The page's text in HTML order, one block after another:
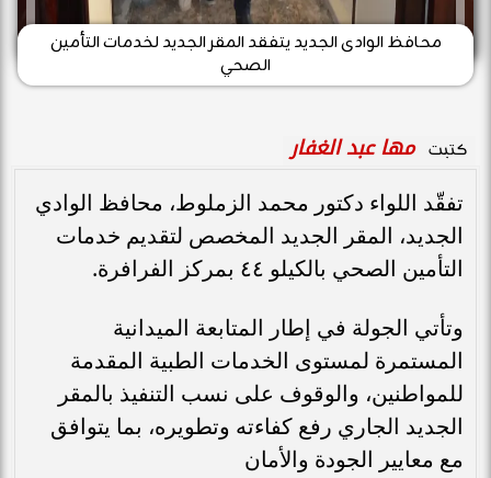
محافظ الوادى الجديد يتفقد المقر الجديد لخدمات التأمين
الصحي
كتبت مها عبد الغفار
تفقّد اللواء دكتور محمد الزملوط، محافظ الوادي
الجديد، المقر الجديد المخصص لتقديم خدمات
التأمين الصحي بالكيلو ٤٤ بمركز الفرافرة.
وتأتي الجولة في إطار المتابعة الميدانية
المستمرة لمستوى الخدمات الطبية المقدمة
للمواطنين، والوقوف على نسب التنفيذ بالمقر
الجديد الجاري رفع كفاءته وتطويره، بما يتوافق
مع معايير الجودة والأمان